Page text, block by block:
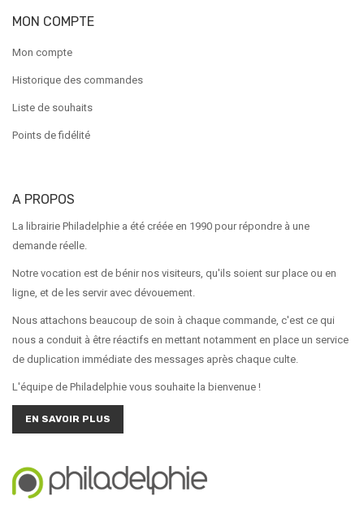
MON COMPTE
Mon compte
Historique des commandes
Liste de souhaits
Points de fidélité
A PROPOS
La librairie Philadelphie a été créée en 1990 pour répondre à une
demande réelle.
Notre vocation est de bénir nos visiteurs, qu'ils soient sur place ou en
ligne, et de les servir avec dévouement.
Nous attachons beaucoup de soin à chaque commande, c'est ce qui
nous a conduit à être réactifs en mettant notamment en place un service
de duplication immédiate des messages après chaque culte.
L'équipe de Philadelphie vous souhaite la bienvenue !
EN SAVOIR PLUS